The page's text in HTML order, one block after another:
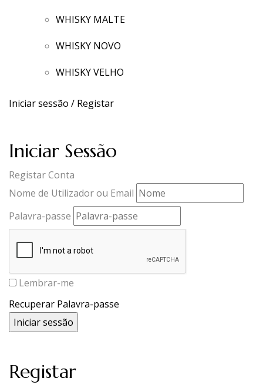
WHISKY MALTE
WHISKY NOVO
WHISKY VELHO
Iniciar sessão / Registar
Iniciar Sessão
Registar Conta
Nome de Utilizador ou Email
Palavra-passe
Lembrar-me
Recuperar Palavra-passe
Registar